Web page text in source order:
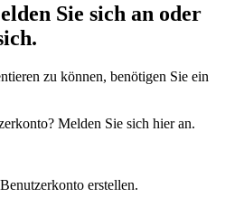
Sie sich an oder
zu können, benötigen Sie ein
Melden Sie sich hier an.
erstellen.